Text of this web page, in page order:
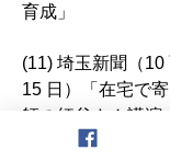
育成」
(11) 埼玉新聞（10
15 日）「在宅で
師の紅谷さん講演」